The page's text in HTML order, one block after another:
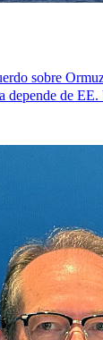
sobre
depende de